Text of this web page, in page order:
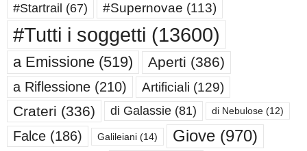
#Startrail (67) #Supernovae (113)
#Tutti i soggetti (13600)
a Emissione (519) Aperti (386)
a Riflessione (210) Artificiali (129)
Crateri (336) di Galassie (81) di Nebulose (12)
Falce (186) Galileiani (14) Giove (970)